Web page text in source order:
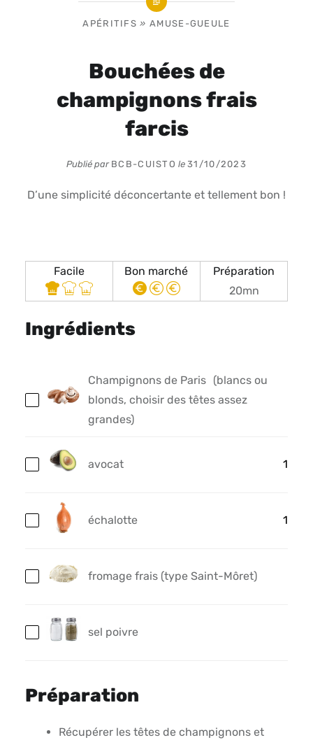
APÉRITIFS » AMUSE-GUEULE
Bouchées de
champignons frais
farcis
Publié par BCB-CUISTO le 31/10/2023
D’une simplicité déconcertante et tellement bon !
Facile Bon marché
Préparation
20mn
Ingrédients
Champignons de Paris (blancs ou
blonds, choisir des têtes assez
grandes)
avocat 1
échalotte 1
fromage frais (type Saint-Môret)
sel poivre
Préparation
Récupérer les têtes de champignons et